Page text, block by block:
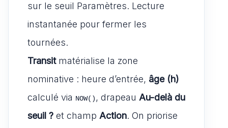
sur le seuil Paramètres. Lecture
instantanée pour fermer les
tournées.
Transitmatérialise la zone
nominative : heure d’entrée, âge (h)
calculé via NOW(), drapeau Au-delà du
seuil ? et champ Action. On priorise